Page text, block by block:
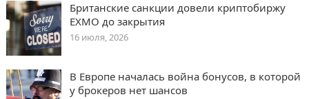
Британские санкции довели криптобиржу
EXMO до закрытия
16 июля, 2026
В Европе началась война бонусов, в которой
у брокеров нет шансов